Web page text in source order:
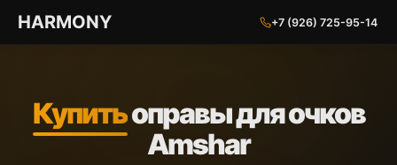
ГАРМОНИЯ ГЛАЗ
HARMONY +7 (926) 725-95-14
Купитьоправы для очков
Amshar